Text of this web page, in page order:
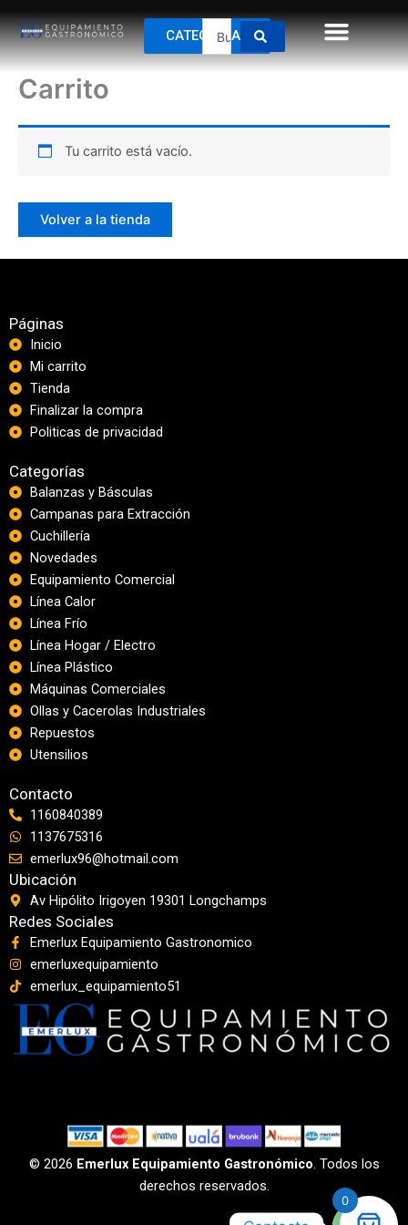
al
contenido
CATEGORÍAS
Search
...
Carrito
Tu carrito está vacío.
Volver a la tienda
Páginas
Inicio
Mi carrito
Tienda
Finalizar la compra
Politicas de privacidad
Categorías
Balanzas y Básculas
Campanas para Extracción
Cuchillería
Novedades
Equipamiento Comercial
Línea Calor
Línea Frío
Línea Hogar / Electro
Línea Plástico
Máquinas Comerciales
Ollas y Cacerolas Industriales
Repuestos
Utensilios
Contacto
1160840389
1137675316
emerlux96@hotmail.com
Ubicación
Av Hipólito Irigoyen 19301 Longchamps
Redes Sociales
Emerlux Equipamiento Gastronomico
emerluxequipamiento
emerlux_equipamiento51
© 2026 Emerlux Equipamiento Gastronómico. Todos los
derechos reservados.
0